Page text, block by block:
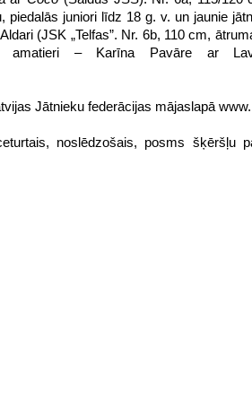
piedalās juniori līdz 18 g. v. un jaunie
(JSK „Telfas”. Nr. 6b, 110 cm,
amatieri – Karīna Pavāre ar
Jātnieku federācijas mājaslapā
noslēdzošais, posms šķēršļu